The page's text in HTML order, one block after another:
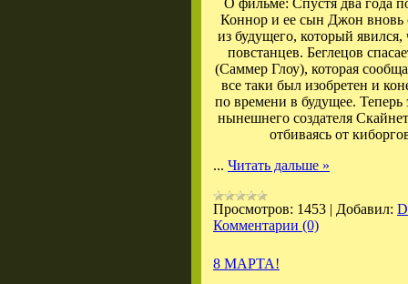
О фильме: Спустя два года
Коннор и ее сын Джон вновь
из будущего, который
повстанцев. Беглецов
(Саммер Глоу), которая
все таки был изобретен и
по времени в будущее. Теперь
нынешнего создателя
отбиваясь от
... Читать дальше »
Просмотров: 1453 | Добавил:
Комментарии (0)
8 МАРТА!